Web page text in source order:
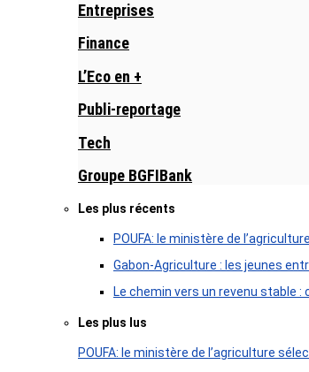
Entreprises
Finance
L’Eco en +
Publi-reportage
Tech
Groupe BGFIBank
Les plus récents
POUFA: le ministère de
Gabon-Agriculture : les jeunes
Le chemin vers un revenu stable
Les plus lus
POUFA: le ministère de l’agriculture